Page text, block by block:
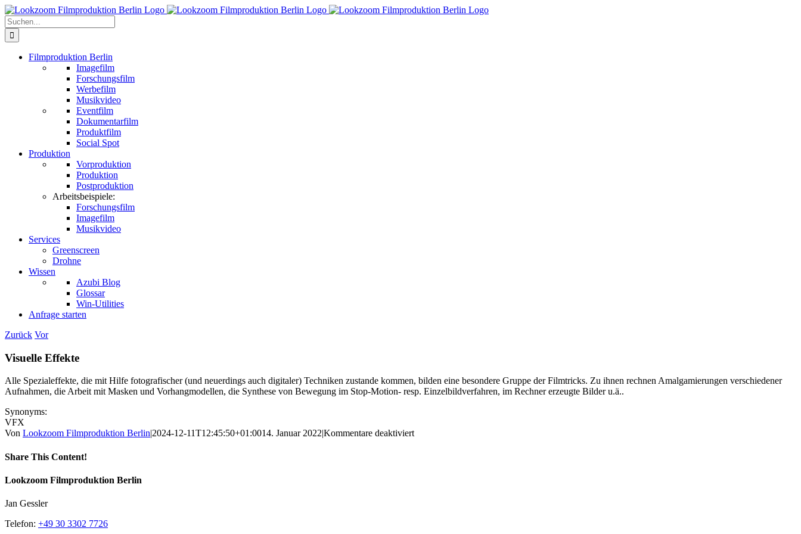
Zum
Inhalt
springen
Suche
nach:
Filmproduktion Berlin
Imagefilm
Forschungsfilm
Werbefilm
Musikvideo
Eventfilm
Dokumentarfilm
Produktfilm
Social Spot
Produktion
Vorproduktion
Produktion
Postproduktion
Arbeitsbeispiele:
Forschungsfilm
Imagefilm
Musikvideo
Services
Greenscreen
Drohne
Wissen
Azubi Blog
Glossar
Win-Utilities
Anfrage starten
Zurück Vor
Visuelle Effekte
Alle Spezialeffekte, die mit Hilfe fotografischer (und neuerdings auch digitaler) Techniken zustande kommen, bilden eine besondere Gruppe der Filmtricks. Zu ihnen rechnen Amalgamierungen verschiedener
Aufnahmen, die Arbeit mit Masken und Vorhangmodellen, die Synthese von Bewegung im Stop-Motion- resp. Einzelbildverfahren, im Rechner erzeugte Bilder u.ä..
Synonyms:
VFX
Von Lookzoom Filmproduktion Berlin|2024-12-11T12:45:50+01:0014. Januar 2022|Kommentare deaktiviertfür
Share This Content!
Facebook
X
Reddit
LinkedIn
WhatsApp
Tumblr
Pinterest
Vk
Xing
E-
Lookzoom Filmproduktion Berlin
Jan Gessler
Telefon: +49 30 3302 7726